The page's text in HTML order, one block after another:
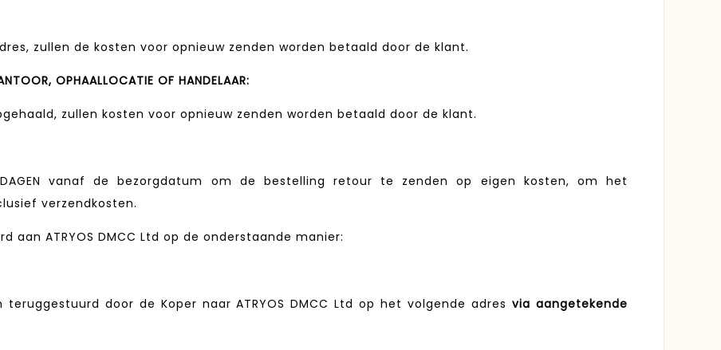
zullen de kosten voor opnieuw zenden worden betaald door de klant.
OPHAALLOCATIE OF HANDELAAR:
zullen kosten voor opnieuw zenden worden betaald door de klant.
DAGEN vanaf de bezorgdatum om de bestelling retour te zenden op eigen kosten, om het
verzendkosten.
ATRYOS DMCC Ltd op de onderstaande manier:
door de Koper naar ATRYOS DMCC Ltd op het volgende adresvia aangetekende